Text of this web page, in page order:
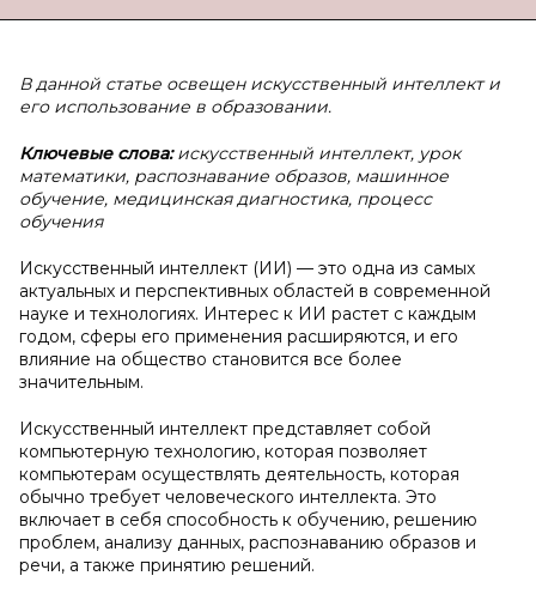
Вданной статье освещен искусственный интеллект и
его использование в образовании.
Ключевые слова:искусственный интеллект, урок
математики, распознавание образов, машинное
обучение, медицинская диагностика, процесс
обучения
Искусственный интеллект (ИИ) — это одна из самых
актуальных и перспективных областей в современной
науке и технологиях. Интерес к ИИ растет с каждым
годом, сферы его применения расширяются, и его
влияние на общество становится все более
значительным.
Искусственный интеллект представляет собой
компьютерную технологию, которая позволяет
компьютерам осуществлять деятельность, которая
обычно требует человеческого интеллекта. Это
включает в себя способность к обучению, решению
проблем, анализу данных, распознаванию образов и
речи, а также принятию решений.